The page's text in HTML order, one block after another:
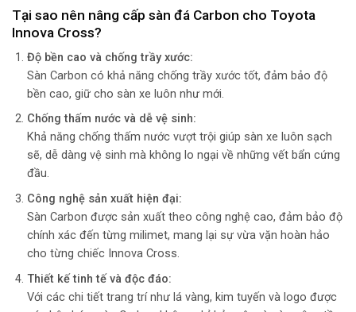
Tại sao nên nâng cấp sàn đá Carbon cho Toyota
Innova Cross?
Độ bền cao và chống trầy xước:
Sàn Carbon có khả năng chống trầy xước tốt, đảm bảo độ
bền cao, giữ cho sàn xe luôn như mới.
Chống thấm nước và dễ vệ sinh:
Khả năng chống thấm nước vượt trội giúp sàn xe luôn sạch
sẽ, dễ dàng vệ sinh mà không lo ngại về những vết bẩn cứng
đầu.
Công nghệ sản xuất hiện đại:
Sàn Carbon được sản xuất theo công nghệ cao, đảm bảo độ
chính xác đến từng milimet, mang lại sự vừa vặn hoàn hảo
cho từng chiếc Innova Cross.
Thiết kế tinh tế và độc đáo:
Với các chi tiết trang trí như lá vàng, kim tuyến và logo được